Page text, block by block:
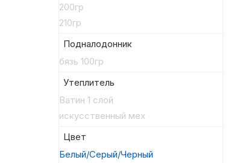
200гр
210гр
Подналодонник
бязь 100гр
Утеплитель
Ватин 1 слой
искусственный мех
Цвет
Белый/Серый/Черный